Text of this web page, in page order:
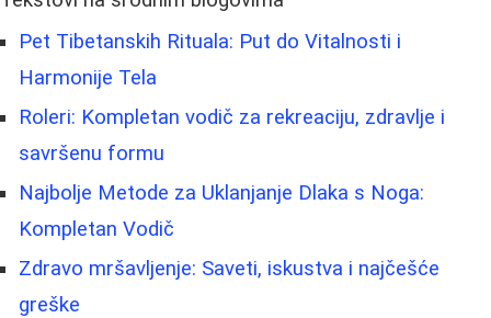
Pet Tibetanskih Rituala: Put do Vitalnosti i
Harmonije Tela
Roleri: Kompletan vodič za rekreaciju, zdravlje i
savršenu formu
Najbolje Metode za Uklanjanje Dlaka s Noga:
Kompletan Vodič
Zdravo mršavljenje: Saveti, iskustva i najčešće
greške